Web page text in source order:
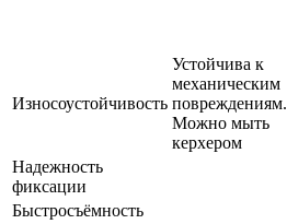
Износоустойчивость
Устойчива к
механическим
повреждениям.
Можно мыть
керхером
Надежность
фиксации
Быстросъёмность